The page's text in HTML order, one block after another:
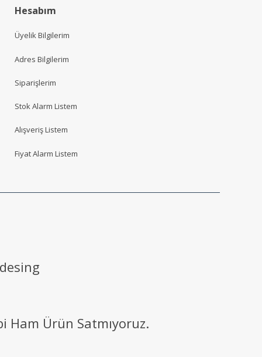
Hesabım
Üyelik Bilgilerim
Adres Bilgilerim
Siparişlerim
Stok Alarm Listem
Alışveriş Listem
Fiyat Alarm Listem
Ham Ürün Satmıyoruz.